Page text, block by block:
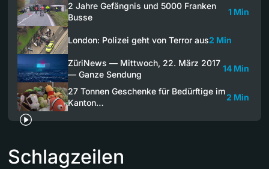
2 Jahre Gefängnis und 5000 Franken
Busse
1 Min
London: Polizei geht von Terror aus2 Min
ZüriNews — Mittwoch, 22. März 2017
— Ganze Sendung
14 Min
27 Tonnen Geschenke für Bedürftige im
Kanton…
2 Min
Schlagzeilen